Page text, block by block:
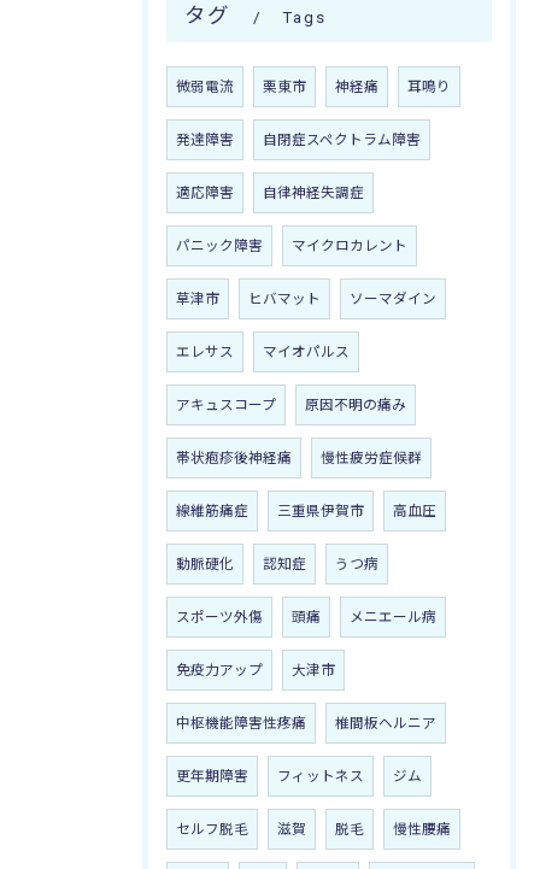
タグ Tags
微弱電流 栗東市 神経痛 耳鳴り
発達障害 自閉症スペクトラム障害
適応障害 自律神経失調症
パニック障害 マイクロカレント
草津市 ヒバマット ソーマダイン
エレサス マイオパルス
アキュスコープ 原因不明の痛み
帯状疱疹後神経痛 慢性疲労症候群
線維筋痛症 三重県伊賀市 高血圧
動脈硬化 認知症 うつ病
スポーツ外傷 頭痛 メニエール病
免疫力アップ 大津市
中枢機能障害性疼痛 椎間板ヘルニア
更年期障害 フィットネス ジム
セルフ脱毛 滋賀 脱毛 慢性腰痛